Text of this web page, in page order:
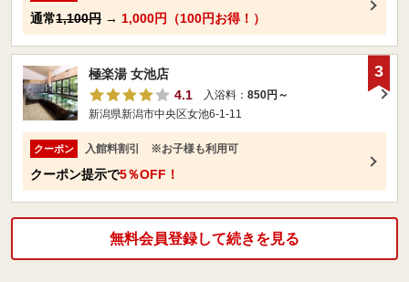
通常1,100円 → 1,000円（100円お得！）
極楽湯 女池店
4.1
入浴料： 850円～
新潟県新潟市中央区女池6-1-11
クーポン 入館料割引 ※お子様も利用可
クーポン提示で5％OFF！
3
無料会員登録して続きを見る